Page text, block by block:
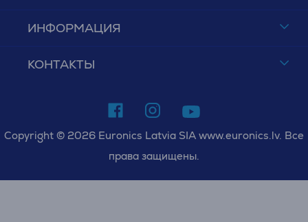
ИНФОРМАЦИЯ
КОНТАКТЫ
Copyright © 2026 Euronics Latvia SIA www.euronics.lv. Все
права защищены.